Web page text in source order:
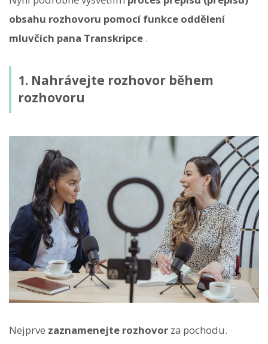
obsahu rozhovoru pomocí funkce oddělení
mluvčích pana Transkripce .
1. Nahrávejte rozhovor během
rozhovoru
Nejprve zaznamenejte rozhovor za pochodu.